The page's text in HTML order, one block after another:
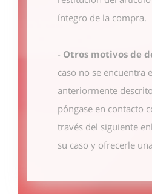
íntegro de la compra.
- Otros motivos de
caso no se encuentra
anteriormente
póngase en contacto
través del siguiente
su caso y ofrecerle